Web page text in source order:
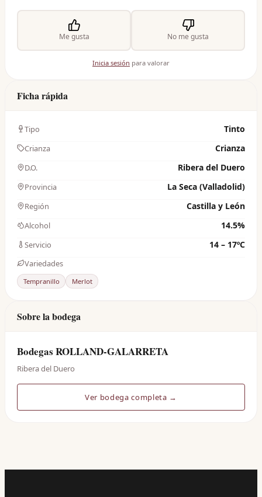
Me gusta No me gusta
Inicia sesión para valorar
Ficha rápida
Tipo Tinto
Crianza Crianza
D.O. Ribera del Duero
Provincia La Seca (Valladolid)
Región Castilla y León
Alcohol 14.5%
Servicio 14 – 17ºC
Variedades
Tempranillo Merlot
Sobre la bodega
Bodegas ROLLAND-GALARRETA
Ribera del Duero
Ver bodega completa →